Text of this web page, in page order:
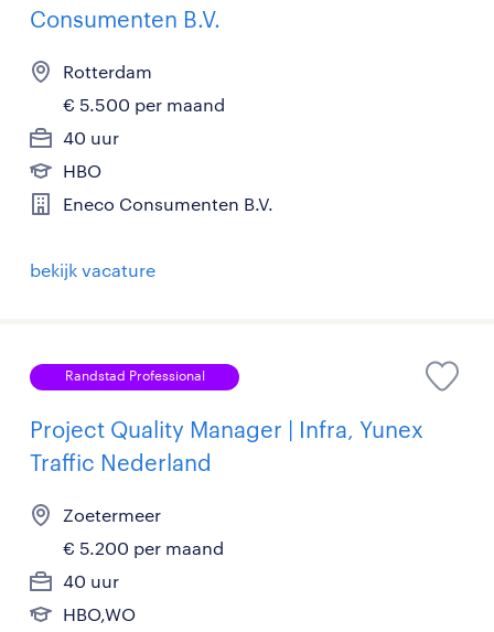
Consumenten B.V.
Rotterdam
€ 5.500 per maand
40 uur
HBO
Eneco Consumenten B.V.
bekijk vacature
Randstad Professional
Project Quality Manager | Infra, Yunex
Traffic Nederland
Zoetermeer
€ 5.200 per maand
40 uur
HBO,WO